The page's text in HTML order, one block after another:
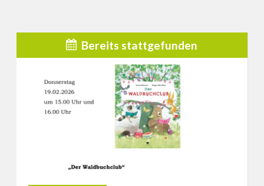
Bereits stattgefunden